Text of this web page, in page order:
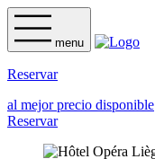
menu
Reservar
al mejor precio disponible
Reservar